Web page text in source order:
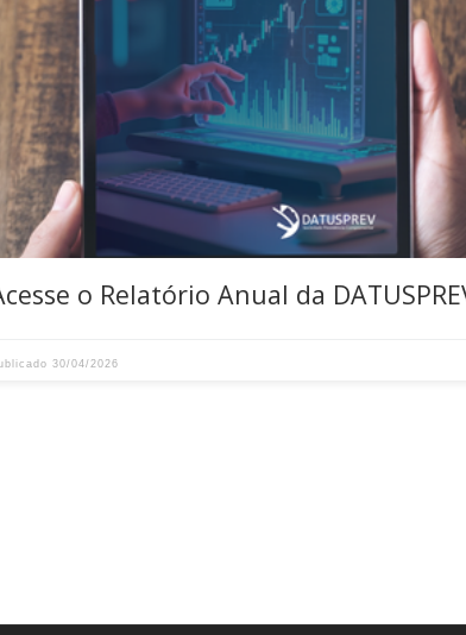
Anual de Informações, relativo ao exercício de 2025,
O documento é um compromisso de transparência da
anualmente, traz informações gerais e relevantes,
da DATUSPREV e resultados do Plano de Benefícios
Clique aqui para acessar.
o Relatório Anual da
30/04/2026